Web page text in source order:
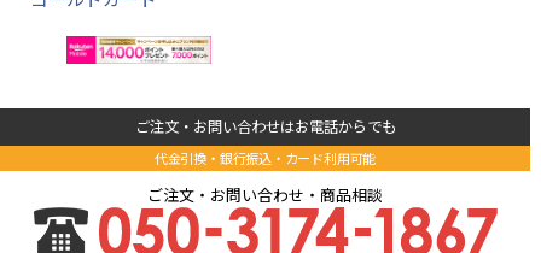
ご注文・お問い合わせはお電話からでも
代金引換・銀行振込・カード利用可能
ご注文・お問い合わせ・商品相談